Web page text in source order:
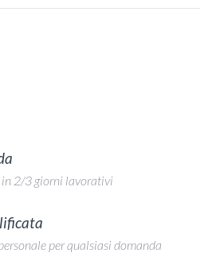
2/3 giorni lavorativi
per qualsiasi domanda